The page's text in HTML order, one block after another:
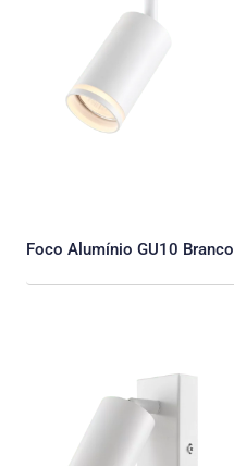
Foco Alumínio GU10 Branco